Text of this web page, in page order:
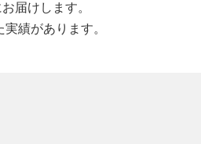
届けします。
績があります。